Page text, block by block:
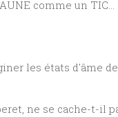
comme un TIC...
les états d'âme
ne se cache-t-il